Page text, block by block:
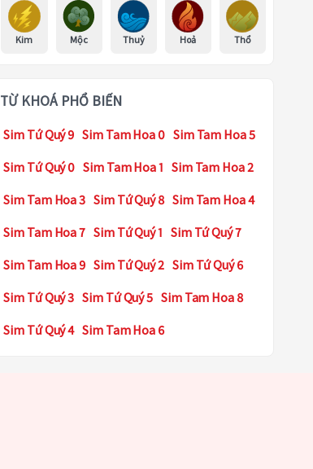
Kim Mộc Thuỷ Hoả Thổ
TỪ KHOÁ PHỔ BIẾN
Sim Tứ Quý 9 Sim Tam Hoa 0 Sim Tam Hoa 5
Sim Tứ Quý 0 Sim Tam Hoa 1 Sim Tam Hoa 2
Sim Tam Hoa 3 Sim Tứ Quý 8 Sim Tam Hoa 4
Sim Tam Hoa 7 Sim Tứ Quý 1 Sim Tứ Quý 7
Sim Tam Hoa 9 Sim Tứ Quý 2 Sim Tứ Quý 6
Sim Tứ Quý 3 Sim Tứ Quý 5 Sim Tam Hoa 8
Sim Tứ Quý 4 Sim Tam Hoa 6